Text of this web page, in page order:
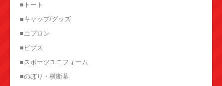
■トート
■キャップ/グッズ
■エプロン
■ビブス
■スポーツユニフォーム
■のぼり・横断幕